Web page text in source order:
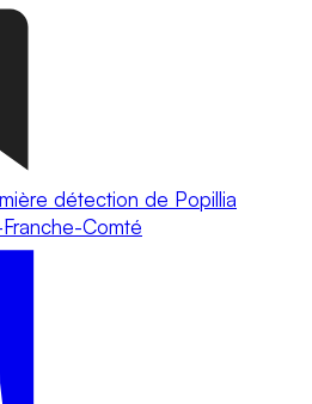
détection de Popillia
Comté